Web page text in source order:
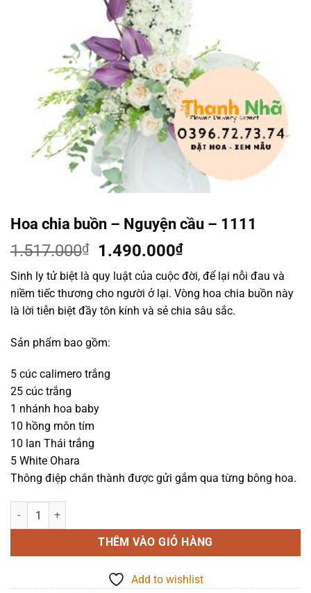
Hoa chia buồn – Nguyện cầu – 1111
1.517.000₫
Giá
gốc
là:
1.517.000₫.
1.490.000₫Giá
hiện
tại
là:
1.490.000₫.
Sinh ly tử biệt là quy luật của cuộc đời, để lại nỗi đau và
niềm tiếc thương cho người ở lại. Vòng hoa chia buồn này
là lời tiễn biệt đầy tôn kính và sẻ chia sâu sắc.
Sản phẩm bao gồm:
5 cúc calimero trắng
25 cúc trắng
1 nhánh hoa baby
10 hồng môn tím
10 lan Thái trắng
5 White Ohara
Thông điệp chân thành được gửi gắm qua từng bông hoa.
Hoa chia buồn - Nguyện cầu - 1111 số lượng
THÊM VÀO GIỎ HÀNG
Add to wishlist